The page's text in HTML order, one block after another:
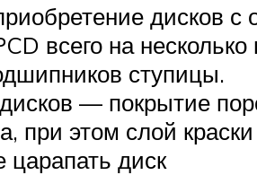
дисков с
всего на
ступицы.
— покрытие
при этом слой
диск